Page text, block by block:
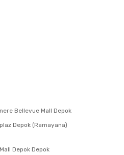
Bellevue Mall Depok
Depok (Ramayana)
Depok Depok